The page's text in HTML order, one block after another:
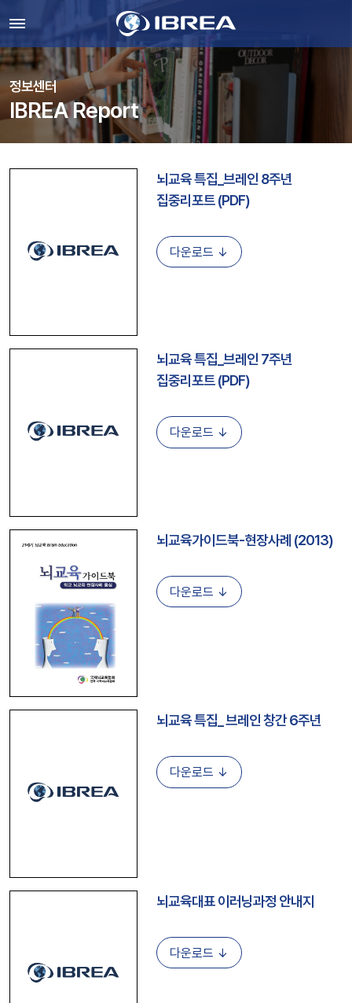
정보센터
IBREA Report
뇌교육 특집_브레인 8주년
집중리포트 (PDF)
다운로드 ↓
뇌교육 특집_브레인 7주년
집중리포트 (PDF)
다운로드 ↓
뇌교육가이드북-현장사례 (2013)
다운로드 ↓
뇌교육 특집_ 브레인 창간 6주년
다운로드 ↓
뇌교육대표 이러닝과정 안내지
다운로드 ↓